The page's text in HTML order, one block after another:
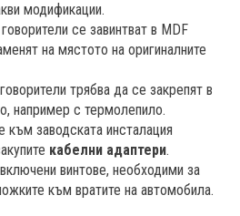
модификации.
се завинтват в MDF
на мястото на оригиналните
трябва да се закрепят в
например с термолепило.
към заводската инсталация
кабелни адаптери.
винтове, необходими за
към вратите на автомобила.